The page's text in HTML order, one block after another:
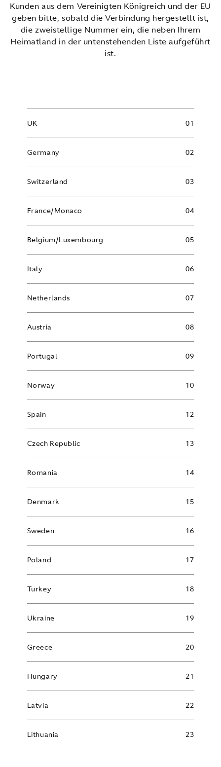
Kunden aus dem Vereinigten Königreich und der EU
geben bitte, sobald die Verbindung hergestellt ist,
die zweistellige Nummer ein, die neben Ihrem
Heimatland in der untenstehenden Liste aufgeführt
ist.
UK 01
Germany 02
Switzerland 03
France/Monaco 04
Belgium/Luxembourg 05
Italy 06
Netherlands 07
Austria 08
Portugal 09
Norway 10
Spain 12
Czech Republic 13
Romania 14
Denmark 15
Sweden 16
Poland 17
Turkey 18
Ukraine 19
Greece 20
Hungary 21
Latvia 22
Lithuania 23